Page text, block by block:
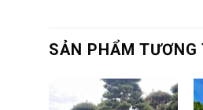
SẢN PHẨM TƯƠNG